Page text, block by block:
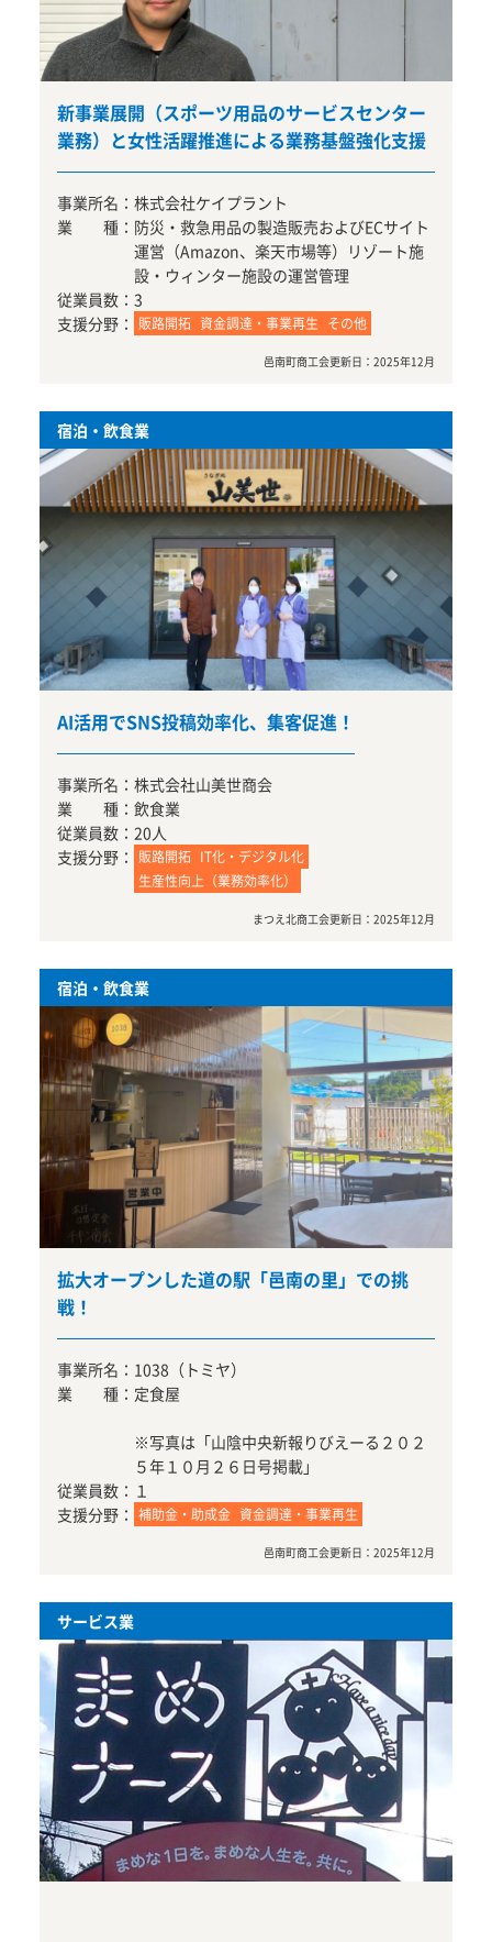
新事業展開（スポーツ用品のサービスセンター
業務）と女性活躍推進による業務基盤強化支援
事業所名： 株式会社ケイプラント
業 種： 防災・救急用品の製造販売およびECサイト
運営（Amazon、楽天市場等）リゾート施
設・ウィンター施設の運営管理
従業員数： 3
支援分野：
販路開拓 資金調達・事業再生 その他
邑南町商工会更新日： 2025年12月
宿泊・飲食業
AI活用でSNS投稿効率化、集客促進！
事業所名： 株式会社山美世商会
業 種： 飲食業
従業員数： 20人
支援分野：
販路開拓 IT化・デジタル化
生産性向上（業務効率化）
まつえ北商工会更新日： 2025年12月
宿泊・飲食業
拡大オープンした道の駅「邑南の里」での挑
戦！
事業所名： 1038（トミヤ）
業 種： 定食屋
※写真は「山陰中央新報りびえーる２０２
５年１０月２６日号掲載」
従業員数： １
支援分野： 補助金・助成金 資金調達・事業再生
邑南町商工会更新日： 2025年12月
サービス業